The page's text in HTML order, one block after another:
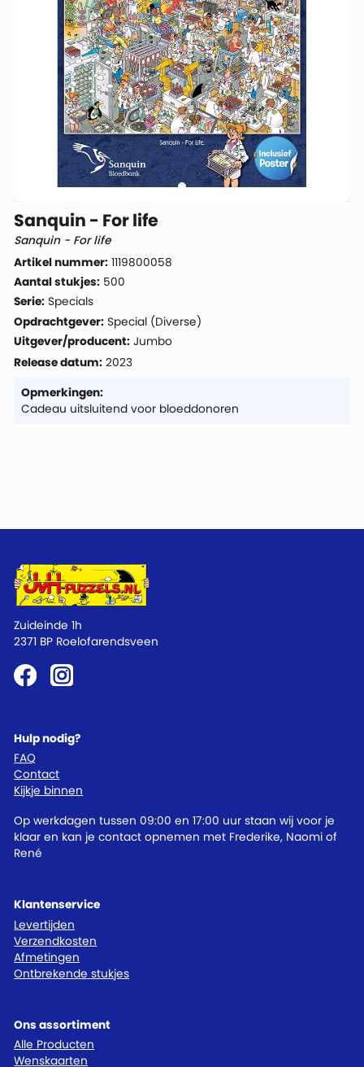
Sanquin - For life
Sanquin - For life
Artikel nummer: 1119800058
Aantal stukjes: 500
Serie: Specials
Opdrachtgever: Special (Diverse)
Uitgever/producent: Jumbo
Release datum: 2023
Opmerkingen:
Cadeau uitsluitend voor bloeddonoren
Klantenservice
Levertijden
Verzendkosten
Afmetingen
Ontbrekende stukjes
Ons assortiment
Alle Producten
Wenskaarten
Hulp nodig?
FAQ
Contact
Kijkje binnen
Op werkdagen tussen 09:00 en 17:00 uur staan wij voor je
klaar en kan je contact opnemen met Frederike, Naomi of
René
Zuideinde 1h
2371 BP Roelofarendsveen